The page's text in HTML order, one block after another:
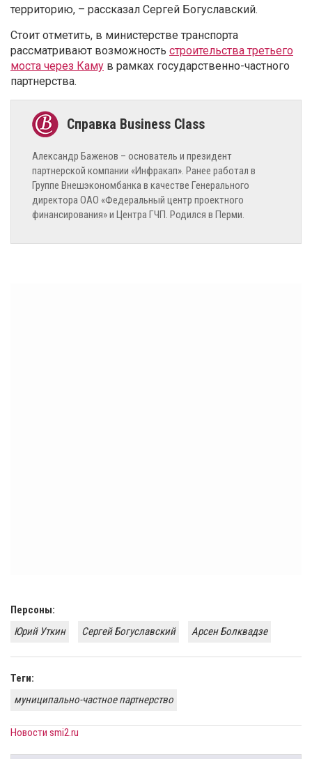
территорию, – рассказал Сергей Богуславский.
Стоит отметить, в министерстве транспорта
рассматривают возможность строительства третьего
моста через Каму в рамках государственно-частного
партнерства.
Александр Баженов – основатель и президент
партнерской компании «Инфракап». Ранее работал в
Группе Внешэкономбанка в качестве Генерального
директора ОАО «Федеральный центр проектного
финансирования» и Центра ГЧП. Родился в Перми.
Персоны:
Юрий Уткин
Сергей Богуславский Арсен Болквадзе
Теги:
муниципально-частное партнерство
Новости smi2.ru